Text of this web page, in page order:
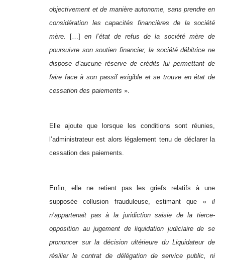
objectivement et de manière autonome, sans prendre en
considération les capacités financières de la société
mère. […] en l’état de refus de la société mère de
poursuivre son soutien financier, la société débitrice ne
dispose d’aucune réserve de crédits lui permettant de
faire face à son passif exigible et se trouve en état de
cessation des paiements ».
Elle ajoute que lorsque les conditions sont réunies,
l’administrateur est alors légalement tenu de déclarer la
cessation des paiements.
Enfin, elle ne retient pas les griefs relatifs à une
supposée collusion frauduleuse, estimant que « il
n’appartenait pas à la juridiction saisie de la tierce-
opposition au jugement de liquidation judiciaire de se
prononcer sur la décision ultérieure du Liquidateur de
résilier le contrat de délégation de service public, ni